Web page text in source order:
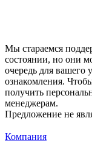
Мы стараемся
состоянии, но они
очередь для вашего
ознакомления.
получить
менеджерам.
Предложение не
Компания